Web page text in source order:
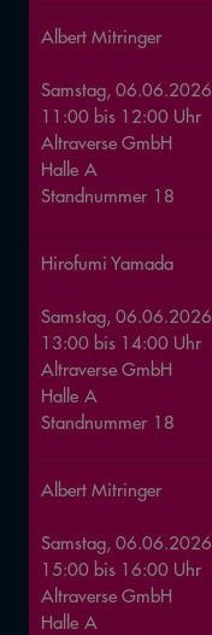
Albert Mitringer
Samstag, 06.06.2026
11:00 bis 12:00 Uhr
Altraverse GmbH
Halle A
Standnummer 18
Hirofumi Yamada
Samstag, 06.06.2026
13:00 bis 14:00 Uhr
Altraverse GmbH
Halle A
Standnummer 18
Albert Mitringer
Samstag, 06.06.2026
15:00 bis 16:00 Uhr
Altraverse GmbH
Halle A